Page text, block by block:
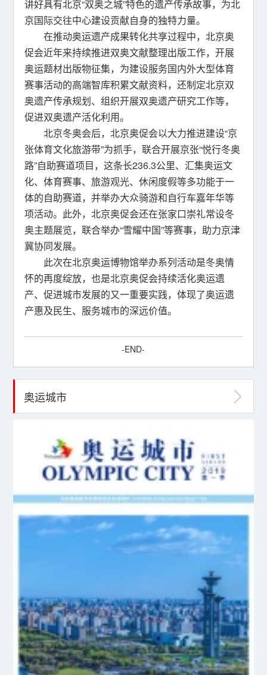
讲好具有北京“双奥之城”特色的遗产传承故事，为北
京国际交往中心建设贡献自身的独特力量。
在推动奥运遗产成果转化共享过程中，北京奥
促会近年来持续推进双奥文献整理出版工作，开展
奥运题材出版物征集，为建设服务国内外大型体育
赛事活动的高端智库积累文献资料，还制定北京双
奥遗产传承规划、组织开展双奥遗产研究工作等，
促进双奥遗产活化利用。
北京冬奥会后，北京奥促会以大力推进建设“京
张体育文化旅游带”为抓手，联合开展京张“悦行冬奥
路”自助赛道项目，这条长236.3公里、汇集奥运文
化、体育赛事、旅游观光、休闲度假等多功能于一
体的自助赛道，并举办大众骑游和自行车嘉年华等
项活动。此外，北京奥促会还在张家口崇礼常设冬
奥主题展览，联合举办“雪耀中国”等赛事，助力京津
冀协同发展。
此次在北京奥运博物馆举办系列活动是冬奥情
怀的再度绽放，也是北京奥促会持续活化奥运遗
产、促进城市发展的又一重要实践，体现了奥运遗
产惠及民生、服务城市的深远价值。
-END-
奥运城市